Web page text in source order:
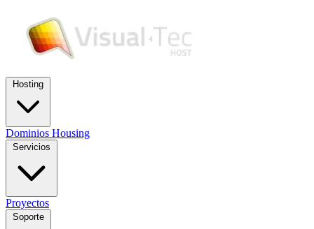
Hosting
Dominios Housing
Servicios
Proyectos
Soporte